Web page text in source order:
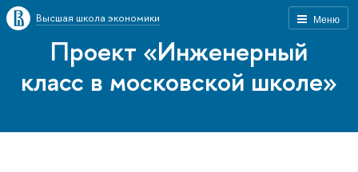
Меню
Высшая школа экономики
Проект «Инженерный
класс в московской школе»